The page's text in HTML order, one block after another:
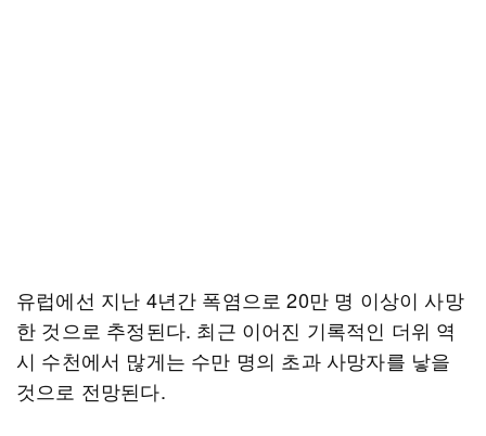
유럽에선 지난 4년간 폭염으로 20만 명 이상이 사망
한 것으로 추정된다. 최근 이어진 기록적인 더위 역
시 수천에서 많게는 수만 명의 초과 사망자를 낳을
것으로 전망된다.